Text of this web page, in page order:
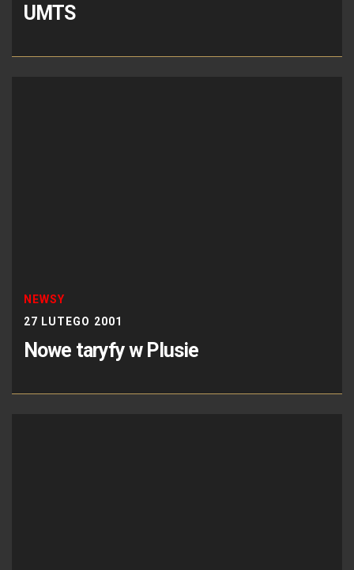
UMTS
NEWSY
27 LUTEGO 2001
Nowe taryfy w Plusie